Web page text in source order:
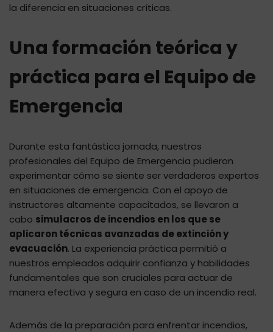
la diferencia en situaciones críticas.
Una formación teórica y
práctica para el Equipo de
Emergencia
Durante esta fantástica jornada, nuestros
profesionales del Equipo de Emergencia pudieron
experimentar cómo se siente ser verdaderos expertos
en situaciones de emergencia. Con el apoyo de
instructores altamente capacitados, se llevaron a
cabo simulacros de incendios en los que se
aplicaron técnicas avanzadas de extinción y
evacuación. La experiencia práctica permitió a
nuestros empleados adquirir confianza y habilidades
fundamentales que son cruciales para actuar de
manera efectiva y segura en caso de un incendio real.
Además de la preparación para enfrentar incendios,